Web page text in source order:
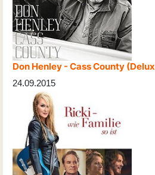
Don Henley - Cass County
24.09.2015